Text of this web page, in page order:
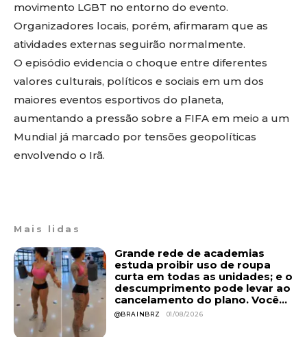
movimento LGBT no entorno do evento.
Organizadores locais, porém, afirmaram que as
atividades externas seguirão normalmente.
O episódio evidencia o choque entre diferentes
valores culturais, políticos e sociais em um dos
maiores eventos esportivos do planeta,
aumentando a pressão sobre a FIFA em meio a um
Mundial já marcado por tensões geopolíticas
envolvendo o Irã.
Mais lidas
Grande rede de academias
estuda proibir uso de roupa
curta em todas as unidades; e o
descumprimento pode levar ao
cancelamento do plano. Você...
@BRAINBRZ 01/08/2026